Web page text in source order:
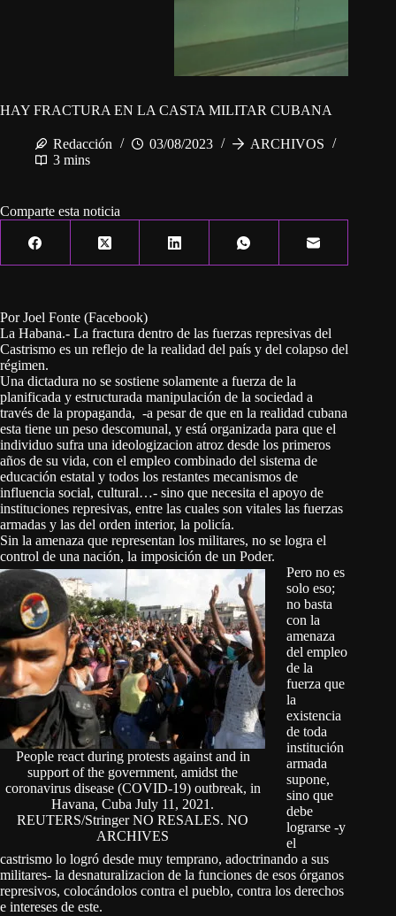
HAY FRACTURA EN LA CASTA MILITAR CUBANA
Redacción 03/08/2023
ARCHIVOS
3 mins
Comparte esta noticia
Por Joel Fonte (Facebook)
La Habana.- La fractura dentro de las fuerzas represivas del
Castrismo es un reflejo de la realidad del país y del colapso del
régimen.
Una dictadura no se sostiene solamente a fuerza de la
planificada y estructurada manipulación de la sociedad a
través de la propaganda, -a pesar de que en la realidad cubana
esta tiene un peso descomunal, y está organizada para que el
individuo sufra una ideologizacion atroz desde los primeros
años de su vida, con el empleo combinado del sistema de
educación estatal y todos los restantes mecanismos de
influencia social, cultural…- sino que necesita el apoyo de
instituciones represivas, entre las cuales son vitales las fuerzas
armadas y las del orden interior, la policía.
Sin la amenaza que representan los militares, no se logra el
control de una nación, la imposición de un Poder.
People react during protests against and in
support of the government, amidst the
coronavirus disease (COVID-19) outbreak, in
Havana, Cuba July 11, 2021.
REUTERS/Stringer NO RESALES. NO
ARCHIVES
Pero no es
solo eso;
no basta
con la
amenaza
del empleo
de la
fuerza que
la
existencia
de toda
institución
armada
supone,
sino que
debe
lograrse -y
el
castrismo lo logró desde muy temprano, adoctrinando a sus
militares- la desnaturalizacion de la funciones de esos órganos
represivos, colocándolos contra el pueblo, contra los derechos
e intereses de este.